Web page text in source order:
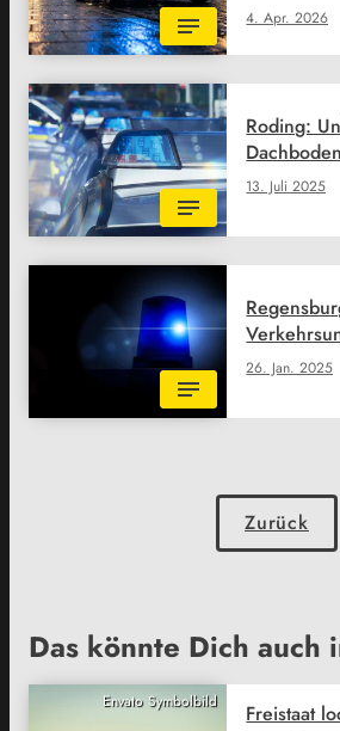
4. Apr. 2026
13. Juli 2025
Roding:
26. Jan. 2025
Zurück
Das könnte Dich auch
Envato Symbolbild
Freistaat